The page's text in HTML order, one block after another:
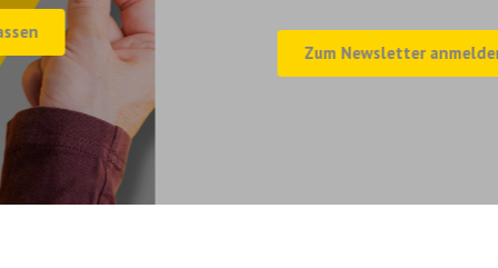
Zum Newsletter anmelden